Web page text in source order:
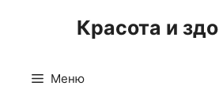
Красота и
Меню